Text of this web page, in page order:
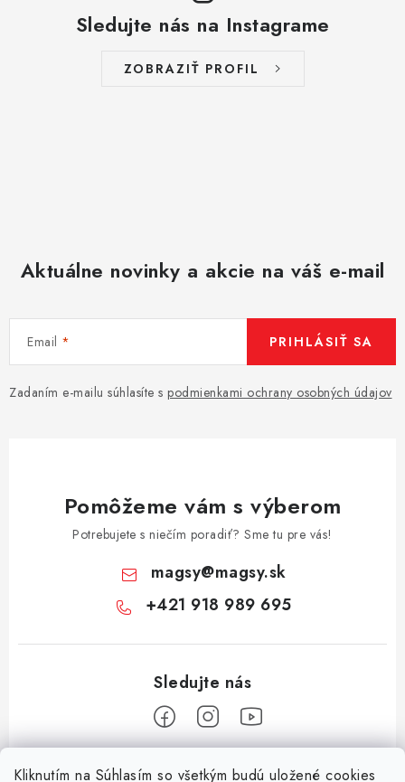
Kliknutím na Súhlasím so všetkým budú uložené cookies
Sledujte nás na Instagrame
ZOBRAZIŤ PROFIL
Aktuálne novinky a akcie na váš e-mail
Email
Zadaním e-mailu súhlasíte s podmienkami ochrany osobných údajov
PRIHLÁSIŤ SA
Pomôžeme vám s výberom
Potrebujete s niečím poradiť? Sme tu pre vás!
magsy@magsy.sk
+421 918 989 695